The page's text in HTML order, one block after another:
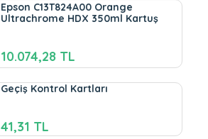
Epson C13T824A00 Orange
Ultrachrome HDX 350ml Kartuş
10.074,28 TL
Geçiş Kontrol Kartları
41,31 TL